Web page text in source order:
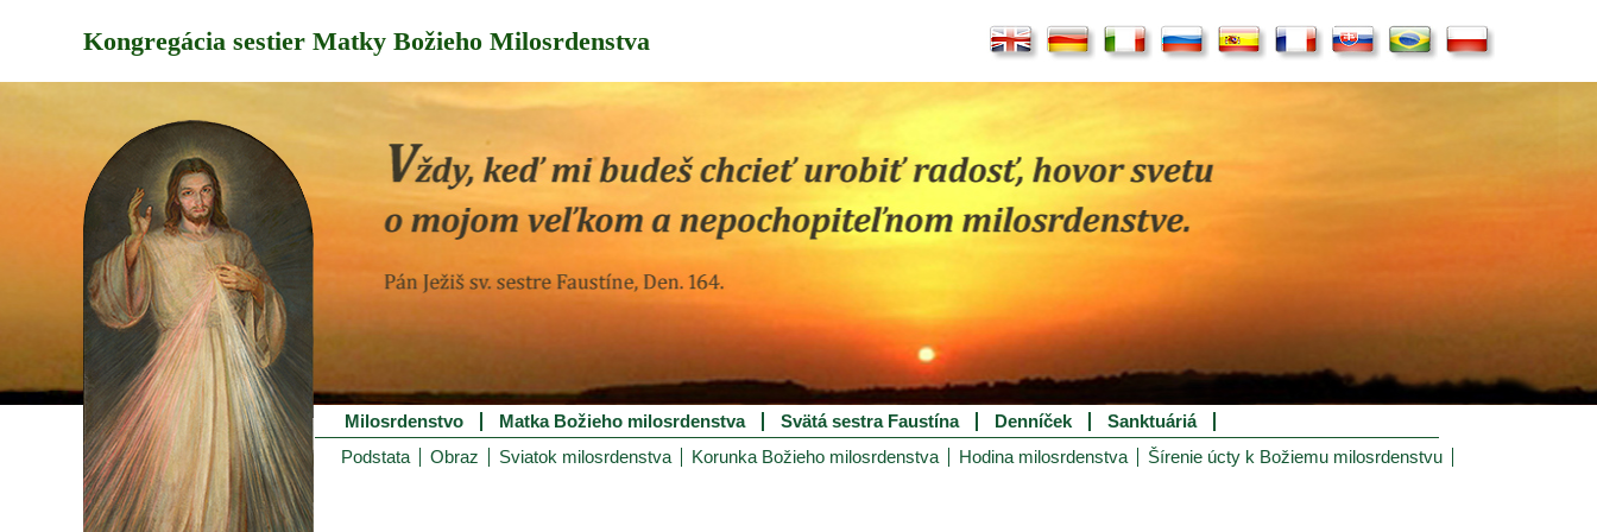
Kongregácia sestier Matky Božieho Milosrdenstva
Milosrdenstvo Matka Božieho milosrdenstva Svätá sestra Faustína Denníček
Sanktuáriá
Podstata
Obraz Sviatok milosrdenstva Korunka Božieho milosrdenstva Hodina milosrdenstva Šírenie úcty k Božiemu milosrdenstvu